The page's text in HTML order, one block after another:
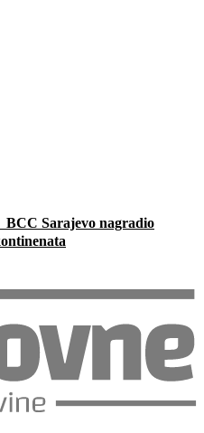
BCC Sarajevo nagradio